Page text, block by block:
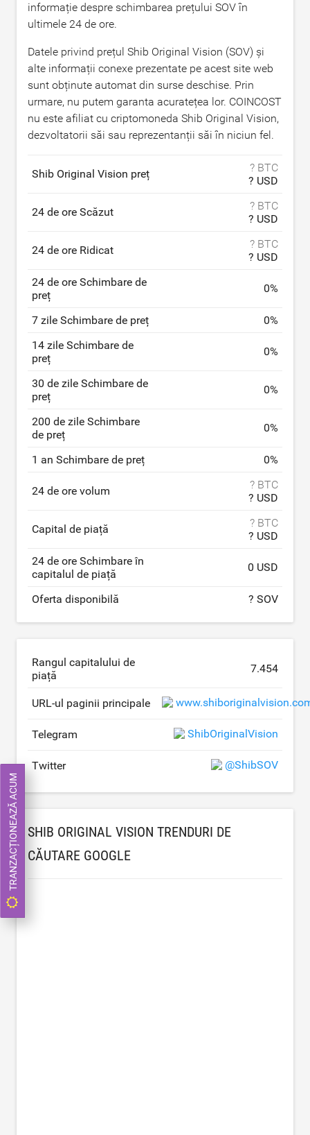
informație despre schimbarea prețului SOV în
ultimele 24 de ore.
Datele privind prețul Shib Original Vision (SOV) și
alte informații conexe prezentate pe acest site web
sunt obținute automat din surse deschise. Prin
urmare, nu putem garanta acuratețea lor. COINCOST
nu este afiliat cu criptomoneda Shib Original Vision,
dezvoltatorii săi sau reprezentanții săi în niciun fel.
Shib Original Vision preț
? BTC
? USD
24 de ore Scăzut
? BTC
? USD
24 de ore Ridicat
? BTC
? USD
24 de ore Schimbare de
preț
0%
7 zile Schimbare de preț 0%
14 zile Schimbare de
preț
0%
30 de zile Schimbare de
preț
0%
200 de zile Schimbare
de preț
0%
1 an Schimbare de preț 0%
24 de ore volum
? BTC
? USD
Capital de piață
? BTC
? USD
24 de ore Schimbare în
capitalul de piață
0 USD
Oferta disponibilă ? SOV
Rangul capitalului de
piață
7.454
URL-ul paginii principale
Telegram ShibOriginalVision
Twitter @ShibSOV
SHIB ORIGINAL VISION TRENDURI DE
CĂUTARE GOOGLE
TRANZACȚIONEAZĂ ACUM